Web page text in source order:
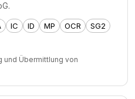
IC ID MP OCR
SG2
und Übermittlung von